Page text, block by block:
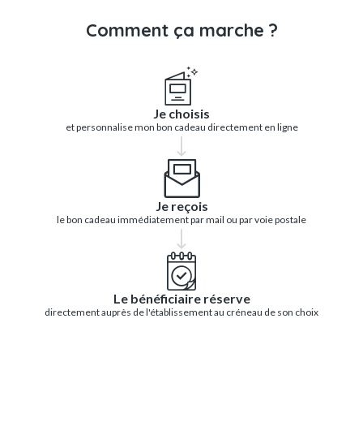
Comment ça marche ?
Je choisis
et personnalise mon bon cadeau directement en ligne
Je reçois
le bon cadeau immédiatement par mail ou par voie postale
Le bénéficiaire réserve
directement auprès de l'établissement au créneau de son choix